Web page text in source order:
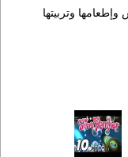
وتربيتها